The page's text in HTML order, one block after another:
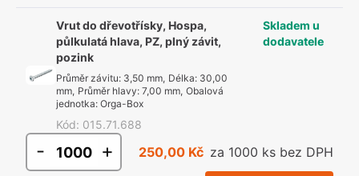
Vrut do dřevotřísky, Hospa,
půlkulatá hlava, PZ, plný závit,
pozink
Průměr závitu: 3,50 mm, Délka: 30,00
mm, Průměr hlavy: 7,00 mm, Obalová
jednotka: Orga-Box
Kód: 015.71.688
Skladem u
dodavatele
- + 250,00 Kč za 1000 ks bez DPH